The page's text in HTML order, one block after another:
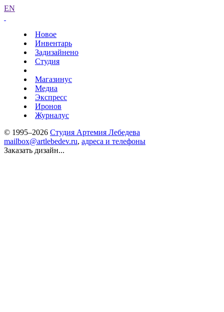
EN
Новое
Инвентарь
Задизайнено
Студия
Магазинус
Медиа
Экспресс
Иронов
Журналус
© 1995–2026 Студия Артемия Лебедева
mailbox@artlebedev.ru, адреса и телефоны
Заказать дизайн...